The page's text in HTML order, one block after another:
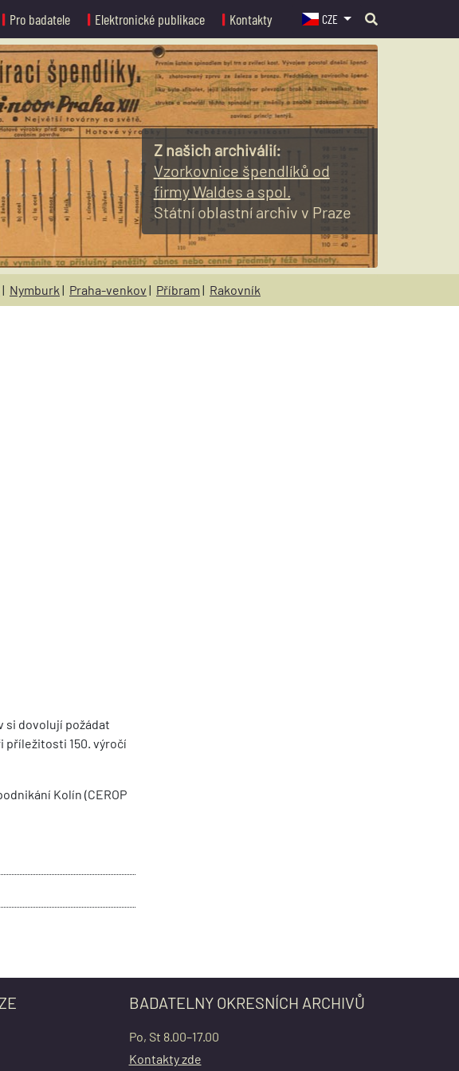
Pro badatele Elektronické publikace Kontakty CZE
Z našich archiválií:
Vzorkovnice špendlíků od
firmy Waldes a spol.
Státní oblastní archiv v Praze
| Nymburk | Praha-venkov | Příbram | Rakovník
si dovolují požádat
příležitosti 150. výročí
Kolín (CEROP
BADATELNY OKRESNÍCH ARCHIVŮ
Po, St 8.00–17.00
Kontakty zde